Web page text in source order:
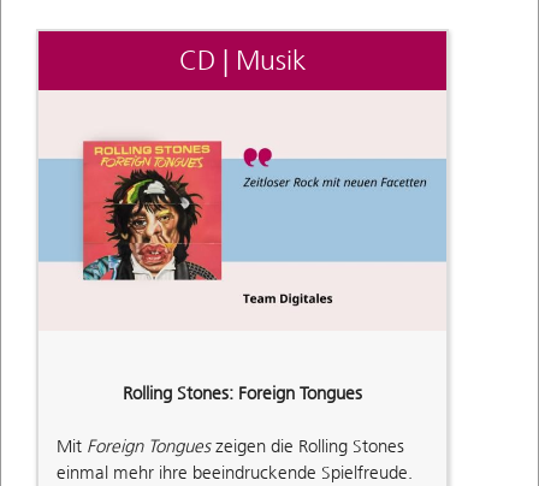
CD | Musik
Rolling Stones: Foreign Tongues
Mit Foreign Tongueszeigen die Rolling Stones
einmal mehr ihre beeindruckende Spielfreude.